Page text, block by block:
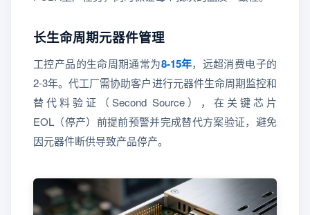
长生命周期元器件管理
工控产品的生命周期通常为8-15年，远超消费电子的
2-3年。代工厂需协助客户进行元器件生命周期监控和
替代料验证（Second Source），在关键芯片
EOL（停产）前提前预警并完成替代方案验证，避免
因元器件断供导致产品停产。